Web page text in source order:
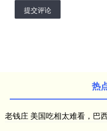
提交评论
热
老钱庄 美国吃相太难看，巴